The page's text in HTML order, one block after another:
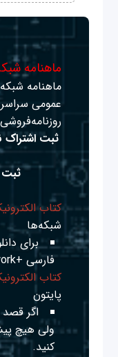
ماهنامه
ماهنامه
عمومی
ثبت اشتراک
ثبت
کتاب
شبکه‌ها
برای
فارسی +Network
کتاب
پایتون
اگر قصد
ولی هیچ
کنید.